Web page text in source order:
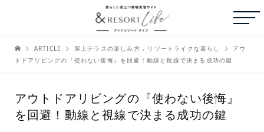
ARTICLE 屋上テラスの楽しみ方 , リゾートライクな暮らし
アウ
トドアリビングの『使わない後悔』を回避！動線と視線で決まる成功の鍵
アウトドアリビングの『使わない後悔』
を回避！動線と視線で決まる成功の鍵